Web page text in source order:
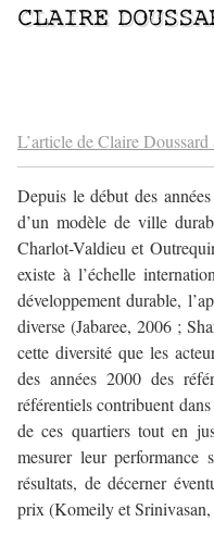
CLAIRE
L’article de Claire
Depuis le début des
d’un modèle de ville
Charlot-Valdieu et
existe à l’échelle
développement durable,
diverse (Jabaree, 2006 ;
cette diversité que les
des années 2000 des
référentiels contribuent
de ces quartiers tout en
mesurer leur performance
résultats, de décerner
prix (Komeily et Srinivasan,